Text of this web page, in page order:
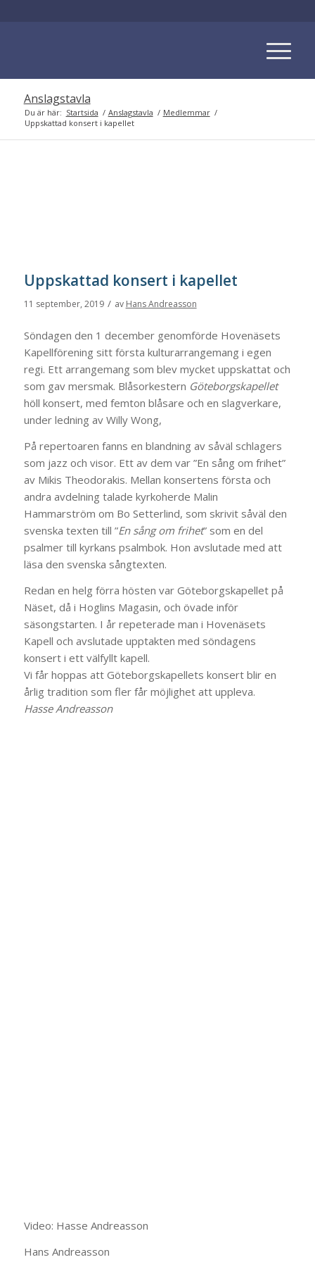
Anslagstavla
Du är här: Startsida / Anslagstavla / Medlemmar /
Uppskattad konsert i kapellet
Uppskattad konsert i kapellet
11 september, 2019 / av Hans Andreasson
Söndagen den 1 december genomförde Hovenäsets
Kapellförening sitt första kulturarrangemang i egen
regi. Ett arrangemang som blev mycket uppskattat och
som gav mersmak. Blåsorkestern Göteborgskapellet
höll konsert, med femton blåsare och en slagverkare,
under ledning av Willy Wong,
På repertoaren fanns en blandning av såväl schlagers
som jazz och visor. Ett av dem var ”En sång om frihet”
av Mikis Theodorakis. Mellan konsertens första och
andra avdelning talade kyrkoherde Malin
Hammarström om Bo Setterlind, som skrivit såväl den
svenska texten till ”En sång om frihet” som en del
psalmer till kyrkans psalmbok. Hon avslutade med att
läsa den svenska sångtexten.
Redan en helg förra hösten var Göteborgskapellet på
Näset, då i Hoglins Magasin, och övade inför
säsongstarten. I år repeterade man i Hovenäsets
Kapell och avslutade upptakten med söndagens
konsert i ett välfyllt kapell.
Vi får hoppas att Göteborgskapellets konsert blir en
årlig tradition som fler får möjlighet att uppleva.
Hasse Andreasson
Video: Hasse Andreasson
Hans Andreasson